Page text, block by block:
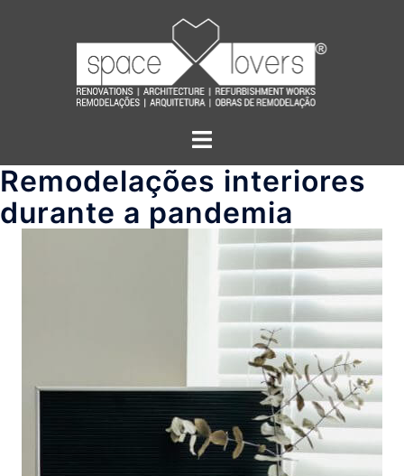
Alternar
Remodelações interiores
durante a pandemia